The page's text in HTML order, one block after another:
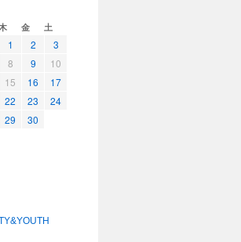
金 土
1 2
3
8 9
10
15 16
17
22 23
24
29 30